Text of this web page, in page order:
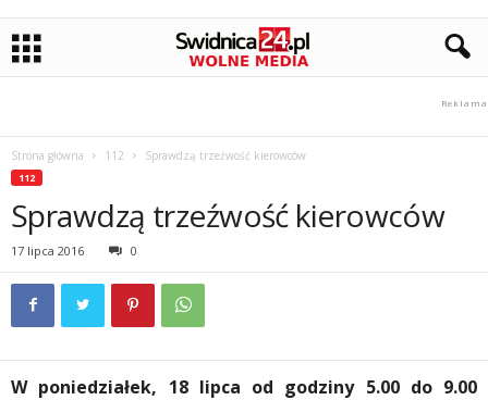
Strona główna 112 Sprawdzą trzeźwość kierowców
112
Sprawdzą trzeźwość kierowców
17 lipca 2016 0
W poniedziałek, 18 lipca od godziny 5.00 do 9.00